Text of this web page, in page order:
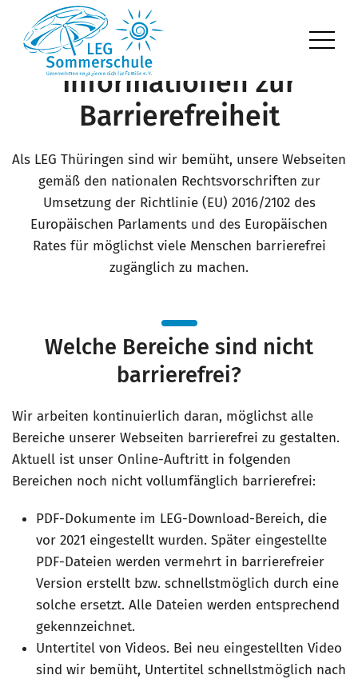
Informationen zur
Barrierefreiheit
Als LEG Thüringen sind wir bemüht, unsere Webseiten
gemäß den nationalen Rechtsvorschriften zur
Umsetzung der Richtlinie (EU) 2016/2102 des
Europäischen Parlaments und des Europäischen
Rates für möglichst viele Menschen barrierefrei
zugänglich zu machen.
Welche Bereiche sind nicht
barrierefrei?
Wir arbeiten kontinuierlich daran, möglichst alle
Bereiche unserer Webseiten barrierefrei zu gestalten.
Aktuell ist unser Online-Auftritt in folgenden
Bereichen noch nicht vollumfänglich barrierefrei:
PDF-Dokumente im LEG-Download-Bereich, die
vor 2021 eingestellt wurden. Später eingestellte
PDF-Dateien werden vermehrt in barrierefreier
Version erstellt bzw. schnellstmöglich durch eine
solche ersetzt. Alle Dateien werden entsprechend
gekennzeichnet.
Untertitel von Videos. Bei neu eingestellten Video
sind wir bemüht, Untertitel schnellstmöglich nach